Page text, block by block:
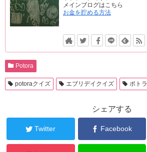
メインブログはこちら
お金を貯める方法
Potora
potoraクイズ エブリデイクイズ ポトラ
シェアする
Twitter Facebook